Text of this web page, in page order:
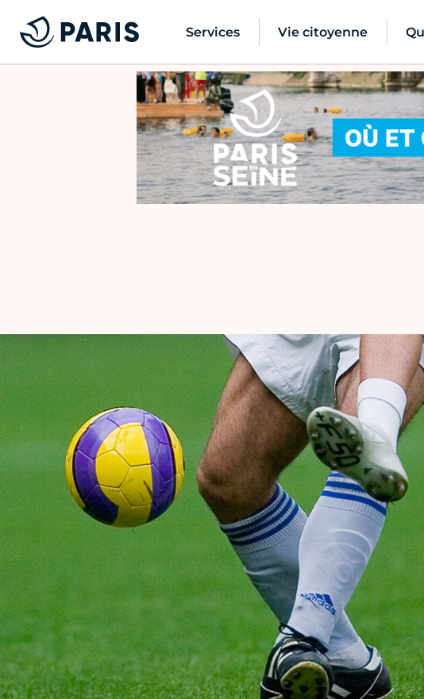
Services Vie citoyenne